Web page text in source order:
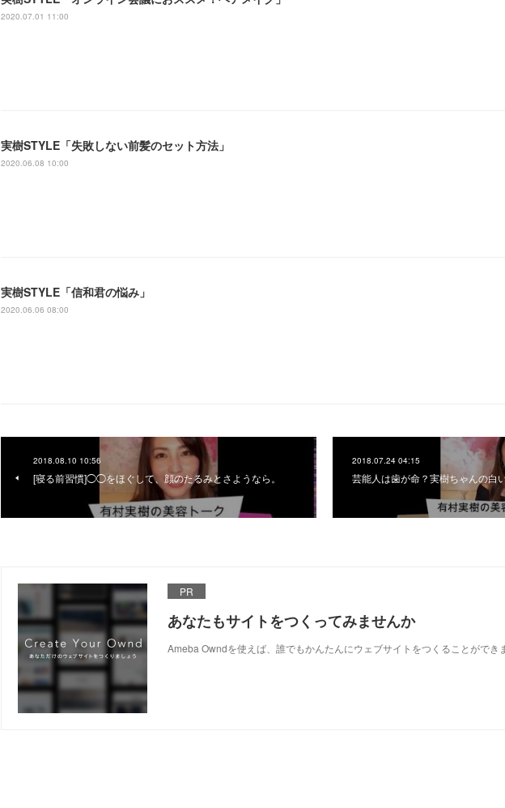
2020.07.01 11:00
実樹STYLE「失敗しない前髪のセット方法」
2020.06.08 10:00
実樹STYLE「信和君の悩み」
2020.06.06 08:00
2018.08.10 10:56
[寝る前習慣]◯◯をほぐして、顔のたるみとさようなら。
2018.07.24 04:15
芸能人は歯が命？実樹ちゃんの白
PR
あなたもサイトをつくってみませんか
Ameba Owndを使えば、誰でもかんたんにウェブサイトをつくることができま